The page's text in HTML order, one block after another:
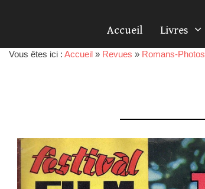
Accueil Livres
Vous êtes ici : Accueil » Revues » Romans-Photos